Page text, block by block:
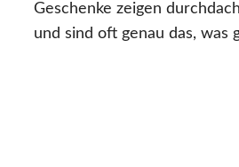
Geschenke zeigen
und sind oft genau das, was